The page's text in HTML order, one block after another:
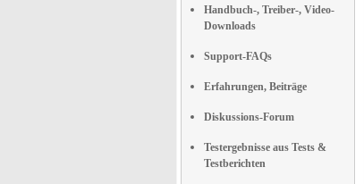
Handbuch-, Treiber-, Video-
Downloads
Support-FAQs
Erfahrungen, Beiträge
Diskussions-Forum
Testergebnisse aus Tests &
Testberichten